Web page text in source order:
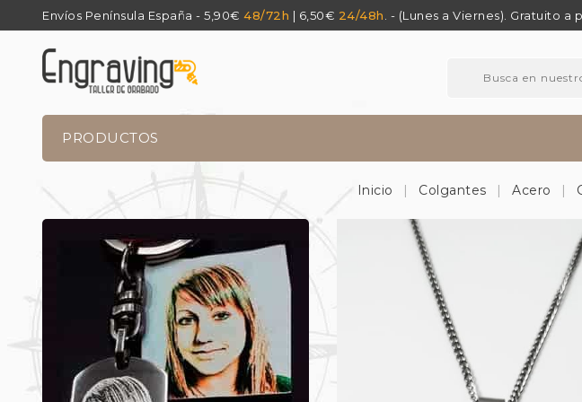
Envíos Península España - 5,90€ 48/72h | 6,50€ 24/48h . - (Lunes a Viernes). Gratuito a
PRODUCTOS
Inicio Colgantes Acero